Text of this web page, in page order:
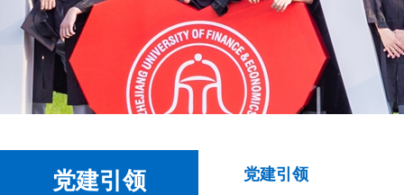
党建引领 党建引领